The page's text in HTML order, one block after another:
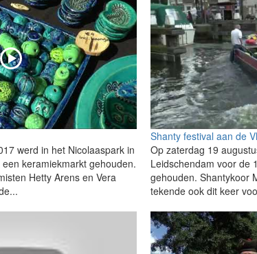
werd in het Nicolaaspark in
keramiekmarkt gehouden.
Hetty Arens en Vera
Shanty festival aan de
Op zaterdag 19
Leidschendam voor de
gehouden. Shantykoor
tekende ook dit keer